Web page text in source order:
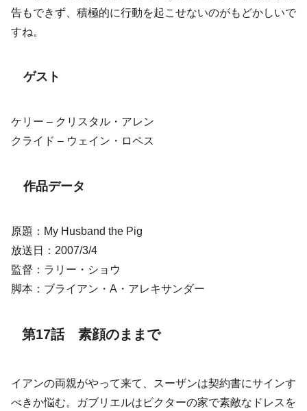
告もできず、積極的に行動を起こせないのがもどかしいで
すね。
ゲスト
ケリー – クリスタル・アレン
クライド – ウェイン・ロペス
作品データ
原題：My Husband the Pig
放送日：2007/3/4
監督：ラリー・ショウ
脚本：ブライアン・A・アレキサンダー
第17話 素顔のままで
イアンの両親がやって来て、スーザンは契約書にサインす
べきか悩む。ガブリエルはビクターの家で素敵なドレスを